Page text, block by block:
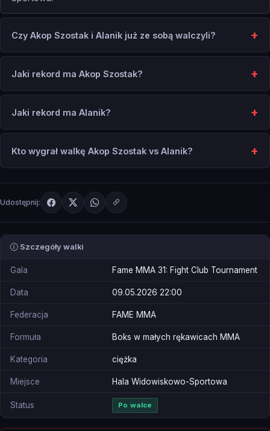
Czy Akop Szostak i Alanik już ze sobą walczyli?
Jaki rekord ma Akop Szostak?
Jaki rekord ma Alanik?
Kto wygrał walkę Akop Szostak vs Alanik?
Udostępnij:
Szczegóły walki
Gala Fame MMA 31: Fight Club Tournament
Data 09.05.2026 22:00
Federacja FAME MMA
Formuła Boks w małych rękawicach MMA
Kategoria ciężka
Miejsce Hala Widowiskowo-Sportowa
Status Po walce